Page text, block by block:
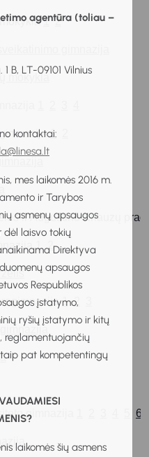
agentūra (toliau –
B, LT-09101 Vilnius
kontaktai:
mes laikomės 2016 m.
ir Tarybos
asmenų apsaugos
dėl laisvo tokių
Direktyva
apsaugos
Respublikos
įstatymo,
ryšių įstatymo ir kitų
reglamentuojančių
pat kompetentingų
laikomės šių asmens
1 2
gimnazija
mokykla
gimnazija 1
ir Augustino Kriauzų
1 2
1 2
gimnazija 6